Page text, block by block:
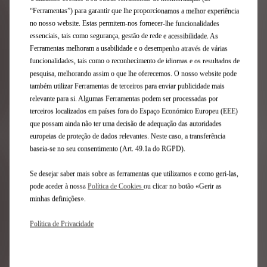
A eficiência do sistema de travagem depende do seu
estado e depende de vários componentes: pastilhas de
travão, discos, pastilhas e tambores de travão. Para um
funcionamento adequado, é imperativo:
Verificar o estado das suas pastilhas
(aproximadamente a cada 10.000 km).
Mandar substituir as pastilhas quando a
espessura atingir 2 mm.
Mandar verificar sempre que as pastilhas de
travão são substituídas, a fim de verificar se
a sua espessura está de acordo com as
Mandar verificar regularmente os tambores
de travão (aprox. a cada 20.000 km). As
peças devem ser substituídas quando a
1,5 mm.
“Ferramentas”) para garantir que lhe proporcionamos a melhor experiência
no nosso website. Estas permitem-nos fornecer-lhe funcionalidades
essenciais, tais como segurança, gestão de rede e acessibilidade. As
Ferramentas melhoram a usabilidade e o desempenho através de várias
funcionalidades, tais como o reconhecimento de idiomas e os resultados de
pesquisa, melhorando assim o que lhe oferecemos. O nosso website pode
também utilizar Ferramentas de terceiros para enviar publicidade mais
relevante para si. Algumas Ferramentas podem ser processadas por
terceiros localizados em países fora do Espaço Económico Europeu (EEE)
que possam ainda não ter uma decisão de adequação das autoridades
europeias de proteção de dados relevantes. Neste caso, a transferência
baseia-se no seu consentimento (Art. 49.1a do RGPD).
Se desejar saber mais sobre as ferramentas que utilizamos e como geri-las,
pode aceder à nossa Política de Cookies ou clicar no botão «Gerir as
minhas definições».
Política de Privacidade